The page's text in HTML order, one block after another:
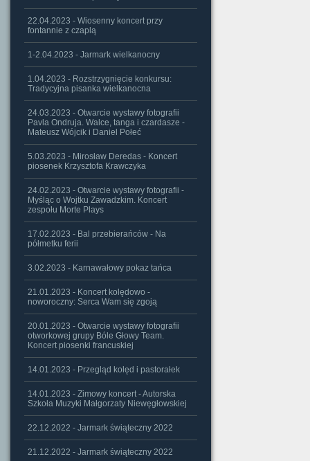
22.04.2023 - Wiosenny koncert przy
fontannie z czaplą
1-2.04.2023 - Jarmark wielkanocny
1.04.2023 - Rozstrzygnięcie konkursu:
Tradycyjna pisanka wielkanocna
24.03.2023 - Otwarcie wystawy fotografii
Pavla Ondruja. Walce, tanga i czardasze -
Mateusz Wójcik i Daniel Połeć
5.03.2023 - Mirosław Deredas - Koncert
piosenek Krzysztofa Krawczyka
24.02.2023 - Otwarcie wystawy fotografii -
Myśląc o Wojtku Zawadzkim. Koncert
zespołu Morte Plays
17.02.2023 - Bal przebierańców - Na
półmetku ferii
3.02.2023 - Karnawałowy pokaz tańca
21.01.2023 - Koncert kolędowo -
noworoczny: Serca Wam się zgoją
20.01.2023 - Otwarcie wystawy fotografii
otworkowej grupy Bóle Głowy Team.
Koncert piosenki francuskiej
14.01.2023 - Przegląd kolęd i pastorałek
14.01.2023 - Zimowy koncert - Autorska
Szkoła Muzyki Małgorzaty Niewęgłowskiej
22.12.2022 - Jarmark świąteczny 2022
21.12.2022 - Jarmark świąteczny 2022